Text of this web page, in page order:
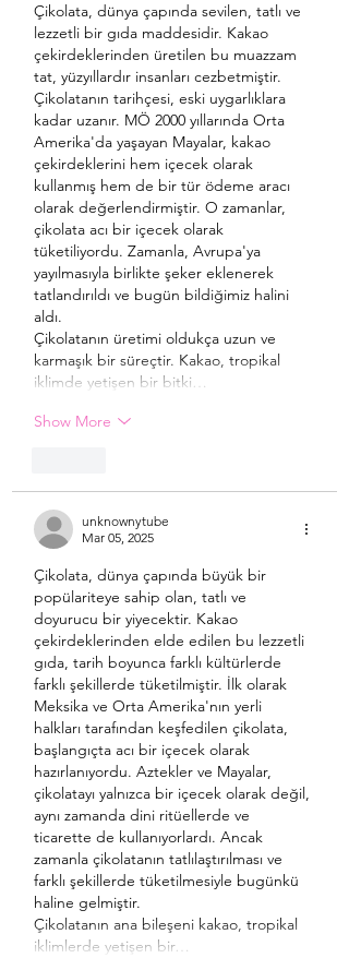
Çikolata, dünya çapında sevilen, tatlı ve
lezzetli bir gıda maddesidir. Kakao
çekirdeklerinden üretilen bu muazzam
tat, yüzyıllardır insanları cezbetmiştir.
Çikolatanın tarihçesi, eski uygarlıklara
kadar uzanır. MÖ 2000 yıllarında Orta
Amerika'da yaşayan Mayalar, kakao
çekirdeklerini hem içecek olarak
kullanmış hem de bir tür ödeme aracı
olarak değerlendirmiştir. O zamanlar,
çikolata acı bir içecek olarak
tüketiliyordu. Zamanla, Avrupa'ya
yayılmasıyla birlikte şeker eklenerek
tatlandırıldı ve bugün bildiğimiz halini
aldı.
Çikolatanın üretimi oldukça uzun ve
karmaşık bir süreçtir. Kakao, tropikal
iklimde yetişen bir bitki…
Show More
unknownytube
Mar 05, 2025
Çikolata, dünya çapında büyük bir
popülariteye sahip olan, tatlı ve
doyurucu bir yiyecektir. Kakao
çekirdeklerinden elde edilen bu lezzetli
gıda, tarih boyunca farklı kültürlerde
farklı şekillerde tüketilmiştir. İlk olarak
Meksika ve Orta Amerika'nın yerli
halkları tarafından keşfedilen çikolata,
başlangıçta acı bir içecek olarak
hazırlanıyordu. Aztekler ve Mayalar,
çikolatayı yalnızca bir içecek olarak değil,
aynı zamanda dini ritüellerde ve
ticarette de kullanıyorlardı. Ancak
zamanla çikolatanın tatlılaştırılması ve
farklı şekillerde tüketilmesiyle bugünkü
haline gelmiştir.
Çikolatanın ana bileşeni kakao, tropikal
iklimlerde yetişen bir…